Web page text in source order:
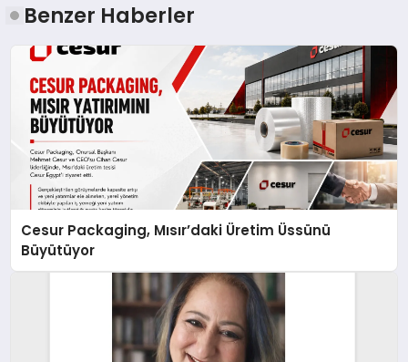
Benzer Haberler
Cesur Packaging, Mısır’daki Üretim Üssünü
Büyütüyor